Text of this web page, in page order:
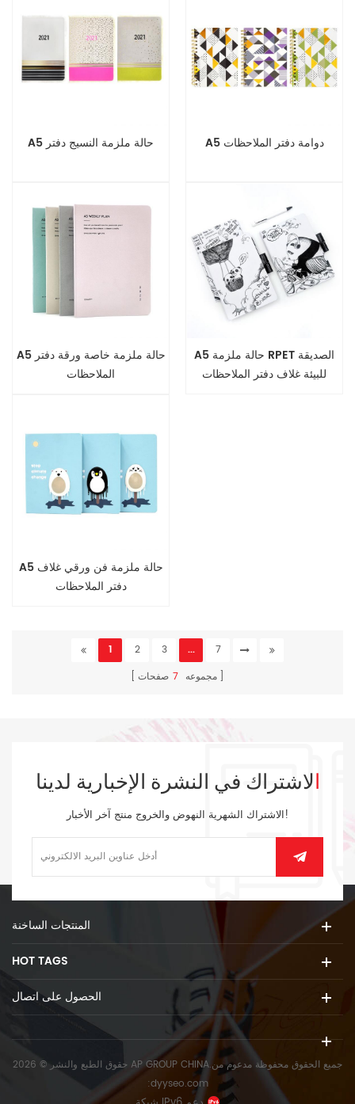
A5 حالة ملزمة النسيج دفتر A5 دوامة دفتر الملاحظات
A5 حالة ملزمة خاصة ورقة دفتر
الملاحظات
A5 حالة ملزمة RPET الصديقة
للبيئة غلاف دفتر الملاحظات
A5 حالة ملزمة فن ورقي غلاف
دفتر الملاحظات
1 2 3 ...
7
مجموعه 7 صفحات
الاشتراك في النشرة الإخبارية لدينا
الاشتراك الشهرية النهوض والخروج منتج آخر الأخبار!
المنتجات الساخنة
HOT TAGS
الحصول على اتصال
حقوق الطبع والنشر © 2026 AP GROUP CHINA.جميع الحقوق محفوظة مدعوم من
:dyyseo.com